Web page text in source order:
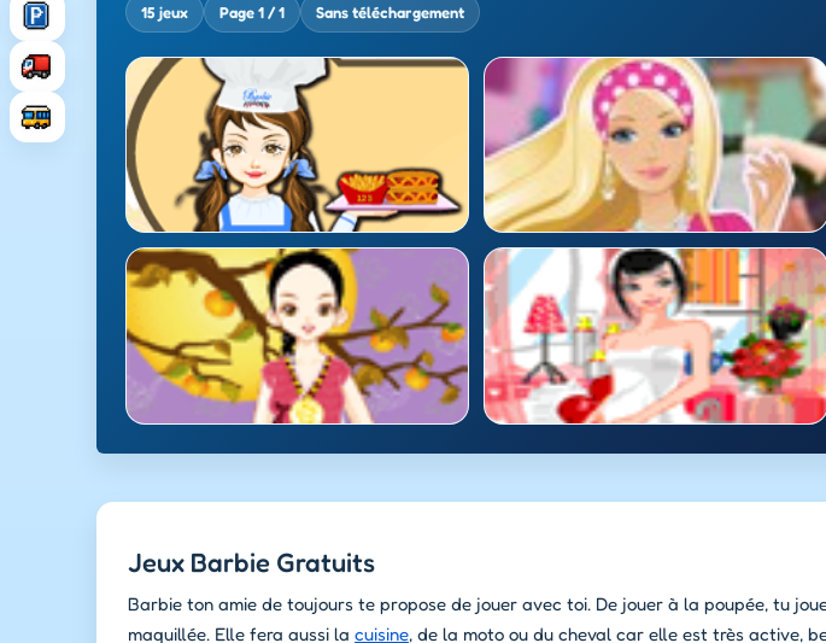
15 jeux Page 1 / 1 Sans téléchargement
Jeux Barbie Gratuits
Barbie ton amie de toujours te propose de jouer avec toi. De jouer à la poupée, tu
maquillée. Elle fera aussi la cuisine, de la moto ou du cheval car elle est très active,